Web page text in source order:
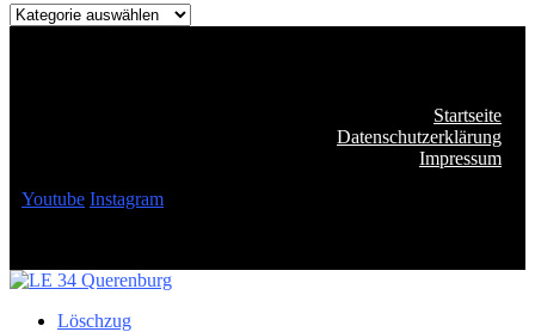
Kategorien
Startseite
Datenschutzerklärung
Impressum
Youtube Instagram
Löschzug